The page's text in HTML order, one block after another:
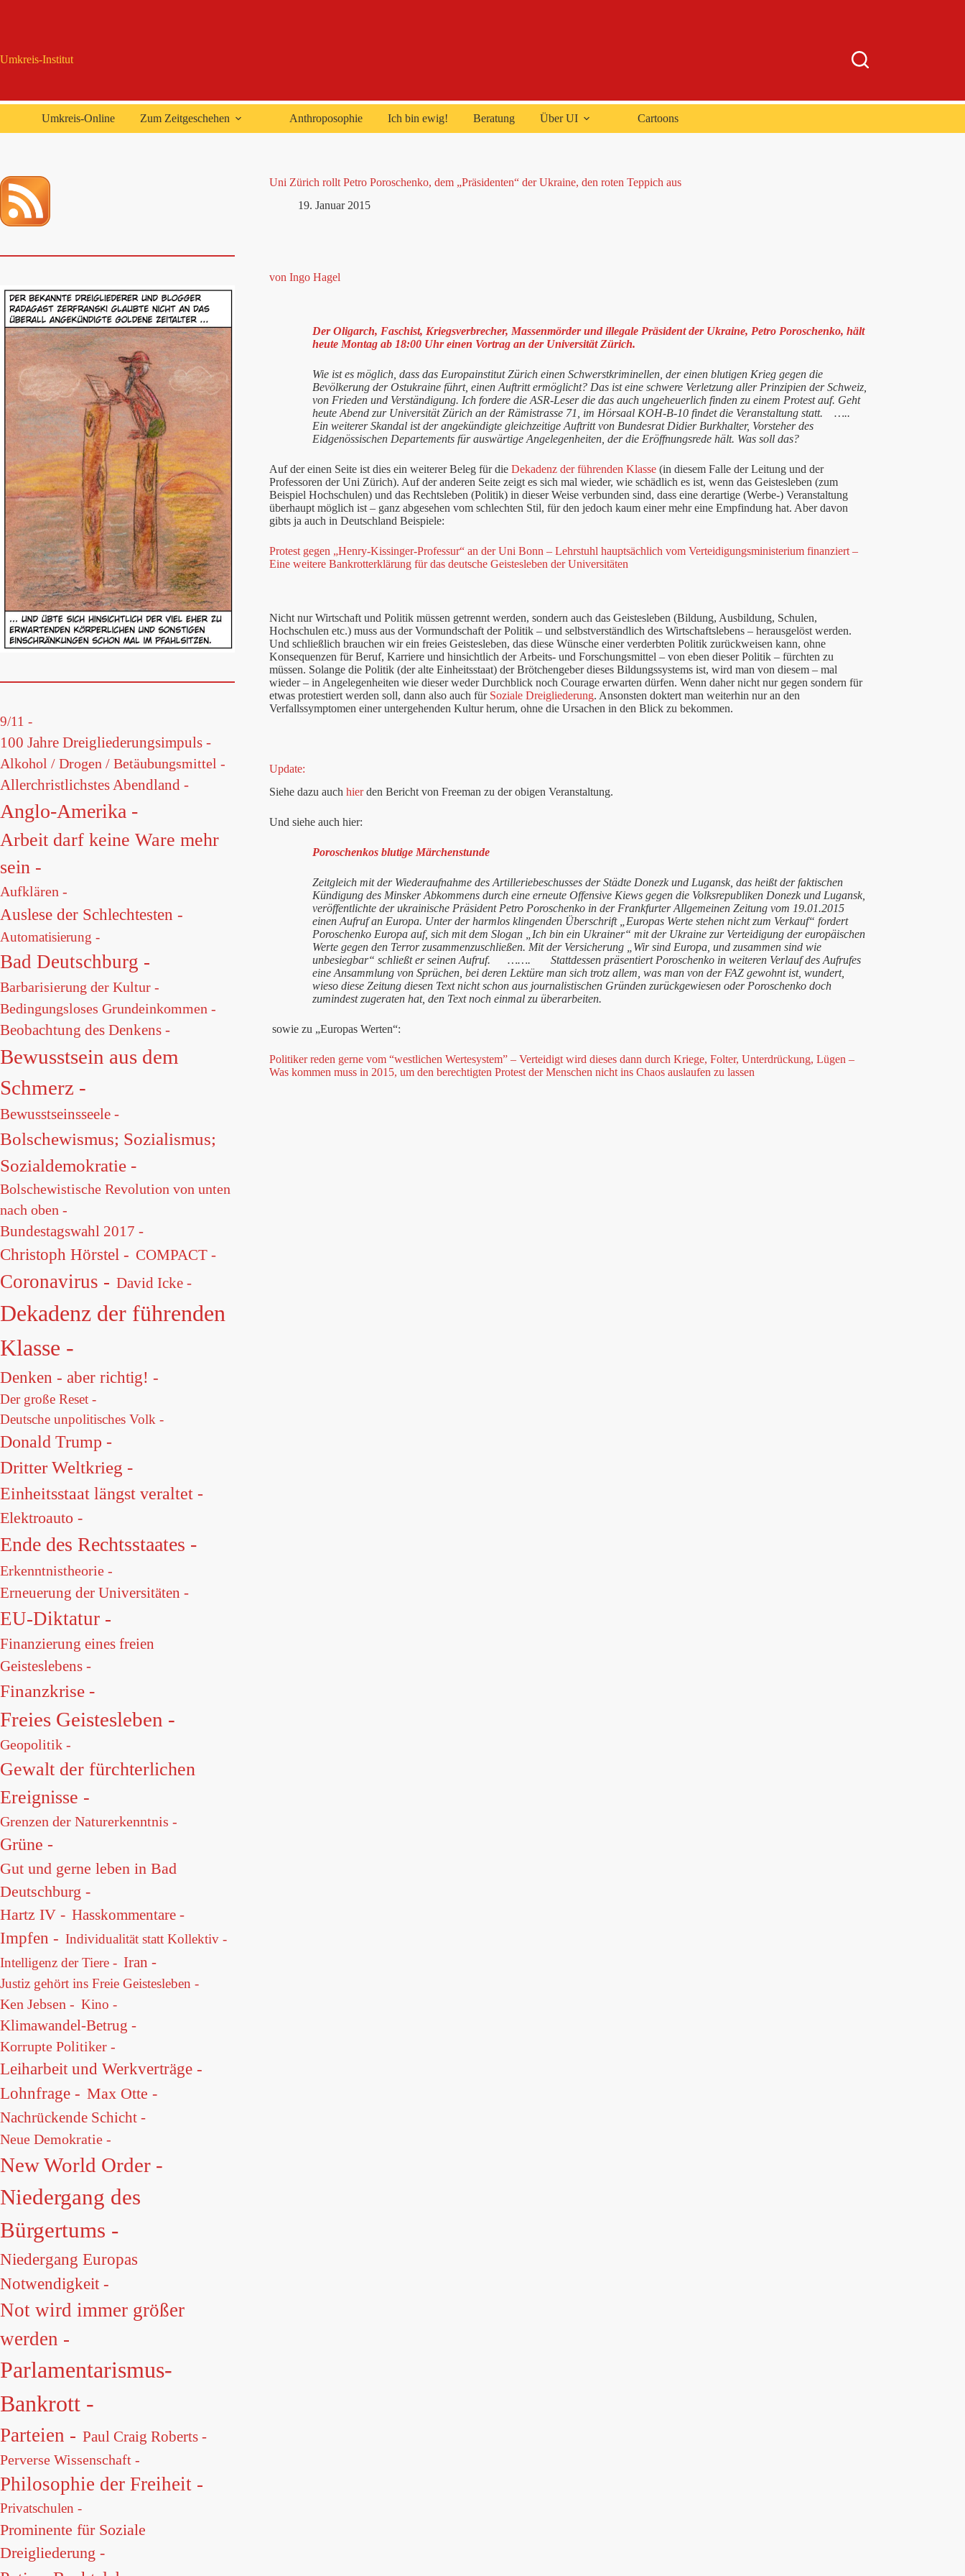
Umkreis-Institut
Umkreis-Online Zum Zeitgeschehen Anthroposophie Ich bin ewig! Beratung Über UI Cartoons
Uni Zürich rollt Petro Poroschenko, dem „Präsidenten“ der Ukraine, den roten Teppich aus
19. Januar 2015
von Ingo Hagel
Der Oligarch, Faschist, Kriegsverbrecher, Massenmörder und illegale Präsident der Ukraine, Petro Poroschenko, hält
heute Montag ab 18:00 Uhr einen Vortrag an der Universität Zürich.
Wie ist es möglich, dass das Europainstitut Zürich einen Schwerstkriminellen, der einen blutigen Krieg gegen die
Bevölkerung der Ostukraine führt, einen Auftritt ermöglicht? Das ist eine schwere Verletzung aller Prinzipien der Schweiz,
von Frieden und Verständigung. Ich fordere die ASR-Leser die das auch ungeheuerlich finden zu einem Protest auf. Geht
heute Abend zur Universität Zürich an der Rämistrasse 71, im Hörsaal KOH-B-10 findet die Veranstaltung statt. …..
Ein weiterer Skandal ist der angekündigte gleichzeitige Auftritt von Bundesrat Didier Burkhalter, Vorsteher des
Eidgenössischen Departements für auswärtige Angelegenheiten, der die Eröffnungsrede hält. Was soll das?
Auf der einen Seite ist dies ein weiterer Beleg für die Dekadenz der führenden Klasse(in diesem Falle der Leitung und der
Professoren der Uni Zürich). Auf der anderen Seite zeigt es sich mal wieder, wie schädlich es ist, wenn das Geistesleben (zum
Beispiel Hochschulen) und das Rechtsleben (Politik) in dieser Weise verbunden sind, dass eine derartige (Werbe-) Veranstaltung
überhaupt möglich ist – ganz abgesehen vom schlechten Stil, für den jedoch kaum einer mehr eine Empfindung hat. Aber davon
gibts ja auch in Deutschland Beispiele:
Protest gegen „Henry-Kissinger-Professur“ an der Uni Bonn – Lehrstuhl hauptsächlich vom Verteidigungsministerium finanziert –
Eine weitere Bankrotterklärung für das deutsche Geistesleben der Universitäten
Nicht nur Wirtschaft und Politik müssen getrennt werden, sondern auch das Geistesleben (Bildung, Ausbildung, Schulen,
Hochschulen etc.) muss aus der Vormundschaft der Politik – und selbstverständlich des Wirtschaftslebens – herausgelöst werden.
Und schließlich brauchen wir ein freies Geistesleben, das diese Wünsche einer verderbten Politik zurückweisen kann, ohne
Konsequenzen für Beruf, Karriere und hinsichtlich der Arbeits- und Forschungsmittel – von eben dieser Politik – fürchten zu
müssen. Solange die Politik (der alte Einheitsstaat) der Brötchengeber dieses Bildungssystems ist, wird man von diesem – mal
wieder – in Angelegenheiten wie dieser weder Durchblick noch Courage erwarten dürfen. Wenn daher nicht nur gegen sondern für
etwas protestiert werden soll, dann also auch für Soziale Dreigliederung. Ansonsten doktert man weiterhin nur an den
Verfallssymptomen einer untergehenden Kultur herum, ohne die Ursachen in den Blick zu bekommen.
Update:
Siehe dazu auch hierden Bericht von Freeman zu der obigen Veranstaltung.
Und siehe auch hier:
Poroschenkos blutige Märchenstunde
Zeitgleich mit der Wiederaufnahme des Artilleriebeschusses der Städte Donezk und Lugansk, das heißt der faktischen
Kündigung des Minsker Abkommens durch eine erneute Offensive Kiews gegen die Volksrepubliken Donezk und Lugansk,
veröffentlichte der ukrainische Präsident Petro Poroschenko in der Frankfurter Allgemeinen Zeitung vom 19.01.2015
einen Aufruf an Europa. Unter der harmlos klingenden Überschrift „Europas Werte stehen nicht zum Verkauf“ fordert
Poroschenko Europa auf, sich mit dem Slogan „Ich bin ein Ukrainer“ mit der Ukraine zur Verteidigung der europäischen
Werte gegen den Terror zusammenzuschließen. Mit der Versicherung „Wir sind Europa, und zusammen sind wie
unbesiegbar“ schließt er seinen Aufruf. ……. Stattdessen präsentiert Poroschenko in weiteren Verlauf des Aufrufes
eine Ansammlung von Sprüchen, bei deren Lektüre man sich trotz allem, was man von der FAZ gewohnt ist, wundert,
wieso diese Zeitung diesen Text nicht schon aus journalistischen Gründen zurückgewiesen oder Poroschenko doch
zumindest zugeraten hat, den Text noch einmal zu überarbeiten.
sowie zu „Europas Werten“:
Politiker reden gerne vom “westlichen Wertesystem” – Verteidigt wird dieses dann durch Kriege, Folter, Unterdrückung, Lügen –
Was kommen muss in 2015, um den berechtigten Protest der Menschen nicht ins Chaos auslaufen zu lassen
9/11 -
100 Jahre Dreigliederungsimpuls -
Alkohol / Drogen / Betäubungsmittel -
Allerchristlichstes Abendland -
Anglo-Amerika -
Arbeit darf keine Ware mehr
sein -
Aufklären -
Auslese der Schlechtesten -
Automatisierung -
Bad Deutschburg -
Barbarisierung der Kultur -
Bedingungsloses Grundeinkommen -
Beobachtung des Denkens -
Bewusstsein aus dem
Schmerz -
Bewusstseinsseele -
Bolschewismus; Sozialismus;
Sozialdemokratie -
Bolschewistische Revolution von unten
nach oben -
Bundestagswahl 2017 -
Christoph Hörstel - COMPACT -
Coronavirus - David Icke -
Dekadenz der führenden
Klasse -
Denken - aber richtig! -
Der große Reset -
Deutsche unpolitisches Volk -
Donald Trump -
Dritter Weltkrieg -
Einheitsstaat längst veraltet -
Elektroauto -
Ende des Rechtsstaates -
Erkenntnistheorie -
Erneuerung der Universitäten -
EU-Diktatur -
Finanzierung eines freien
Geisteslebens -
Finanzkrise -
Freies Geistesleben -
Geopolitik -
Gewalt der fürchterlichen
Ereignisse -
Grenzen der Naturerkenntnis -
Grüne -
Gut und gerne leben in Bad
Deutschburg -
Hartz IV - Hasskommentare -
Impfen - Individualität statt Kollektiv -
Intelligenz der Tiere - Iran -
Justiz gehört ins Freie Geistesleben -
Ken Jebsen - Kino -
Klimawandel-Betrug -
Korrupte Politiker -
Leiharbeit und Werkverträge -
Lohnfrage - Max Otte -
Nachrückende Schicht -
Neue Demokratie -
New World Order -
Niedergang des
Bürgertums -
Niedergang Europas
Notwendigkeit -
Not wird immer größer
werden -
Parlamentarismus-
Bankrott -
Parteien - Paul Craig Roberts -
Perverse Wissenschaft -
Philosophie der Freiheit -
Privatschulen -
Prominente für Soziale
Dreigliederung -